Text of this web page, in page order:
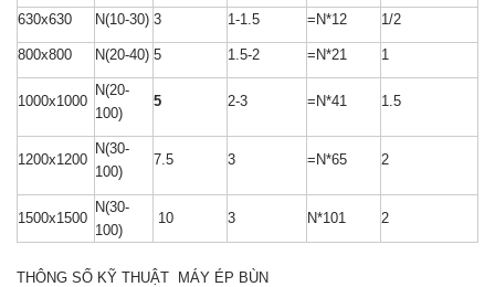
630x630 N(10-30) 3 1-1.5 =N*12 1/2
800x800 N(20-40) 5 1.5-2 =N*21 1
1000x1000
N(20-
100)
5 2-3 =N*41 1.5
1200x1200
N(30-
100)
7.5 3 =N*65 2
1500x1500
N(30-
100)
10 3 N*101 2
THÔNG SỐ KỸ THUẬT MÁY ÉP BÙN